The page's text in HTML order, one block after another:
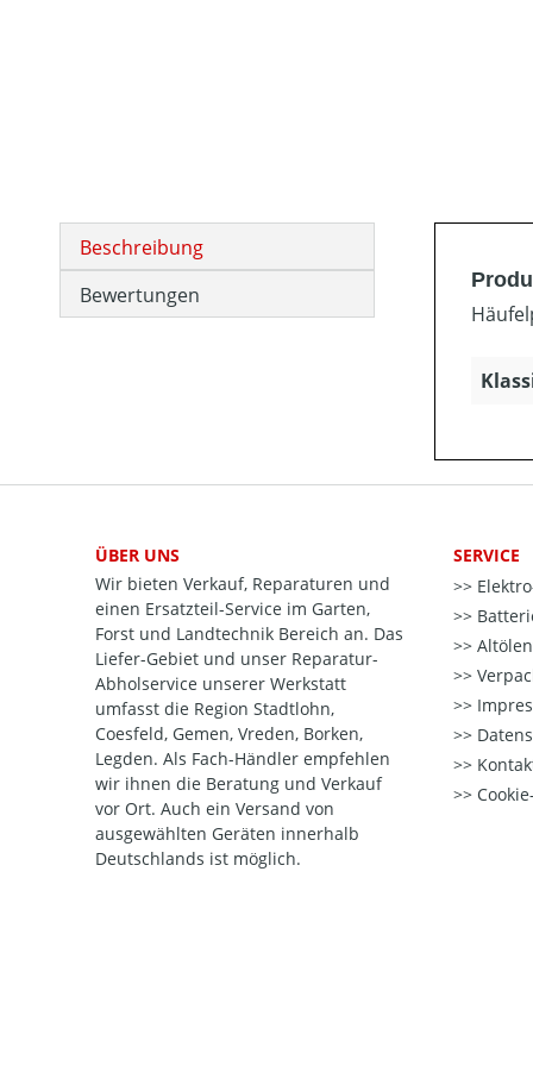
Beschreibung
Bewertungen
ÜBER UNS
Wir bieten Verkauf, Reparaturen und
einen Ersatzteil-Service im Garten,
Forst und Landtechnik Bereich an. Das
Liefer-Gebiet und unser Reparatur-
Abholservice unserer Werkstatt
umfasst die Region Stadtlohn,
Coesfeld, Gemen, Vreden, Borken,
Legden. Als Fach-Händler empfehlen
wir ihnen die Beratung und Verkauf
vor Ort. Auch ein Versand von
ausgewählten Geräten innerhalb
Deutschlands ist möglich.
SERVICE